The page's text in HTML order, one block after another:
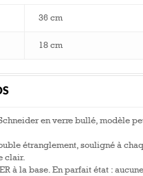
36 cm
18 cm
en verre bullé, modèle
étranglement, souligné à
clair.
à la base. En parfait état :